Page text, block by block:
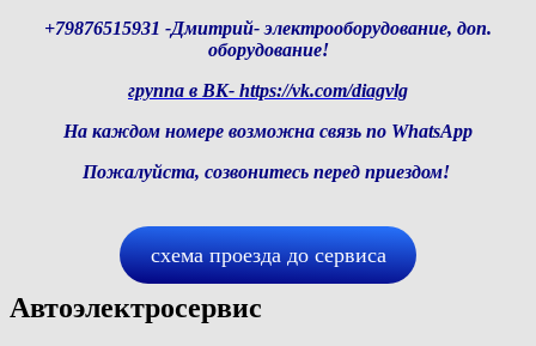
+79876515931 -Дмитрий- электрооборудование, доп.
оборудование!
группа в ВК- https://vk.com/diagvlg
На каждом номере возможна связь по WhatsApp
Пожалуйста, созвонитесь перед приездом!
схема проезда до сервиса
Автоэлектросервис